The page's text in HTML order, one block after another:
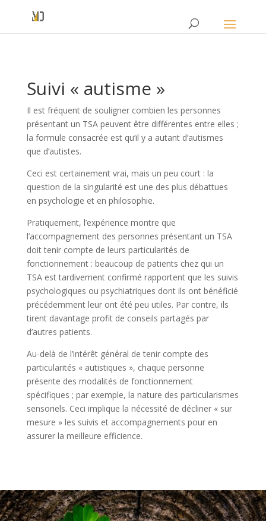
Suivi « autisme »
Il est fréquent de souligner combien les personnes
présentant un TSA peuvent être différentes entre elles ;
la formule consacrée est qu’il y a autant d’autismes
que d’autistes.
Ceci est certainement vrai, mais un peu court : la
question de la singularité est une des plus débattues
en psychologie et en philosophie.
Pratiquement, l’expérience montre que
l’accompagnement des personnes présentant un TSA
doit tenir compte de leurs particularités de
fonctionnement : beaucoup de patients chez qui un
TSA est tardivement confirmé rapportent que les suivis
psychologiques ou psychiatriques dont ils ont bénéficié
précédemment leur ont été peu utiles. Par contre, ils
tirent davantage profit de conseils partagés par
d’autres patients.
Au-delà de l’intérêt général de tenir compte des
particularités « autistiques », chaque personne
présente des modalités de fonctionnement
spécifiques ; par exemple, la nature des particularismes
sensoriels. Ceci implique la nécessité de décliner « sur
mesure » les suivis et accompagnements pour en
assurer la meilleure efficience.